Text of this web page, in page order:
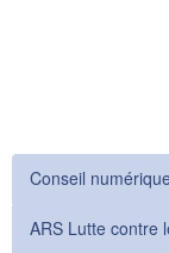
Conseil numérique
ARS Lutte contre